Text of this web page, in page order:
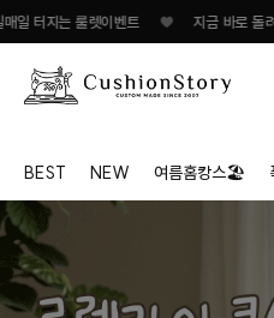
룰렛이벤트 ♥ 지금 바로 돌려보세요!
BEST NEW 여름홈캉스🏖